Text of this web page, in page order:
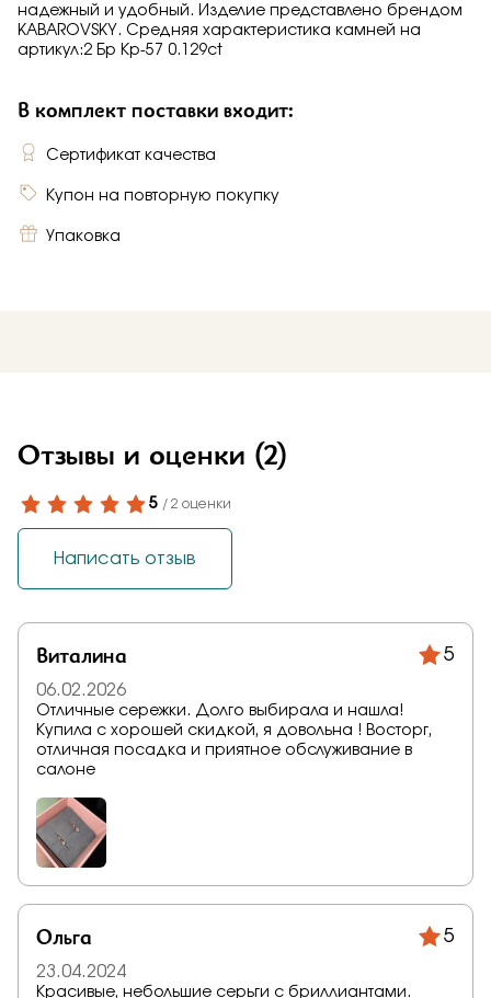
надежный и удобный. Изделие представлено брендом
KABAROVSKY. Средняя характеристика камней на
артикул:2 Бр Кр-57 0.129ct
В комплект поставки входит:
Сертификат качества
Купон на повторную покупку
Упаковка
Отзывы и оценки (2)
5 / 2 оценки
Виталина 5
06.02.2026
Отличные сережки. Долго выбирала и нашла!
Купила с хорошей скидкой, я довольна ! Восторг,
отличная посадка и приятное обслуживание в
салоне
Ольга 5
23.04.2024
Красивые, небольшие серьги с бриллиантами.
Написать отзыв